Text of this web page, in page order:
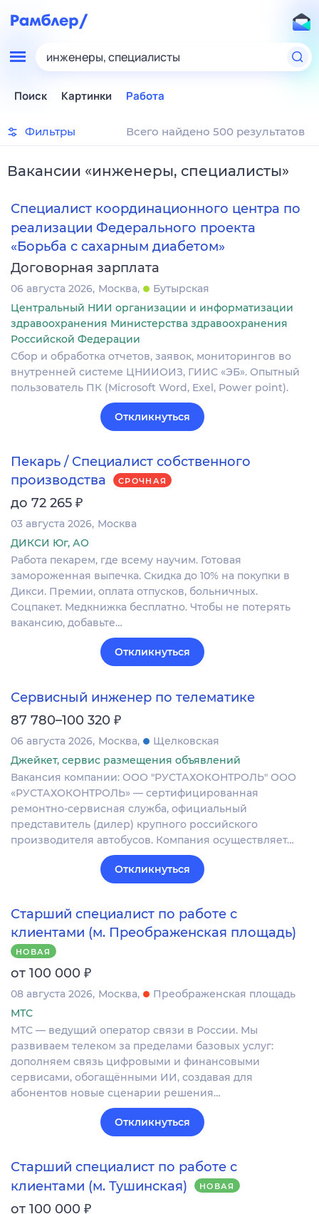
инженеры, специалисты
Поиск Картинки Работа
Фильтры Всего найдено 500 результатов
Вакансии «инженеры, специалисты»
Специалист координационного центра по
реализации Федерального проекта
«Борьба с сахарным диабетом»
Договорная зарплата
06 августа 2026 Москва
Бутырская
Центральный НИИ организации и информатизации
здравоохранения Министерства здравоохранения
Российской Федерации
Сбор и обработка отчетов, заявок, мониторингов во
внутренней системе ЦНИИОИЗ, ГИИС «ЭБ». Опытный
пользователь ПК (Microsoft Word, Exel, Power point).
Откликнуться
Пекарь / Специалист собственного
производства
СРОЧНАЯ
до 72 265 ₽
03 августа 2026 Москва
ДИКСИ Юг, АО
Работа пекарем, где всему научим. Готовая
замороженная выпечка. Скидка до 10% на покупки в
Дикси. Премии, оплата отпусков, больничных.
Соцпакет. Медкнижка бесплатно. Чтобы не потерять
вакансию, добавьте…
Откликнуться
Сервисный инженер по телематике
87 780–100 320 ₽
06 августа 2026 Москва
Щелковская
Джейкет, сервис размещения объявлений
Вакансия компании: ООО "РУСТАХОКОНТРОЛЬ" ООО
«РУСТАХОКОНТРОЛЬ» — сертифицированная
ремонтно-сервисная служба, официальный
представитель (дилер) крупного российского
производителя автобусов. Компания осуществляет…
Откликнуться
Старший специалист по работе с
клиентами (м. Преображенская площадь)
НОВАЯ
от 100 000 ₽
08 августа 2026 Москва
Преображенская площадь
МТС
МТС — ведущий оператор связи в России. Мы
развиваем телеком за пределами базовых услуг:
дополняем связь цифровыми и финансовыми
сервисами, обогащёнными ИИ, создавая для
абонентов новые сценарии решения…
Откликнуться
Старший специалист по работе с
клиентами (м. Тушинская)
НОВАЯ
от 100 000 ₽